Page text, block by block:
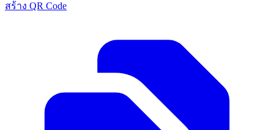
สร้าง QR Code